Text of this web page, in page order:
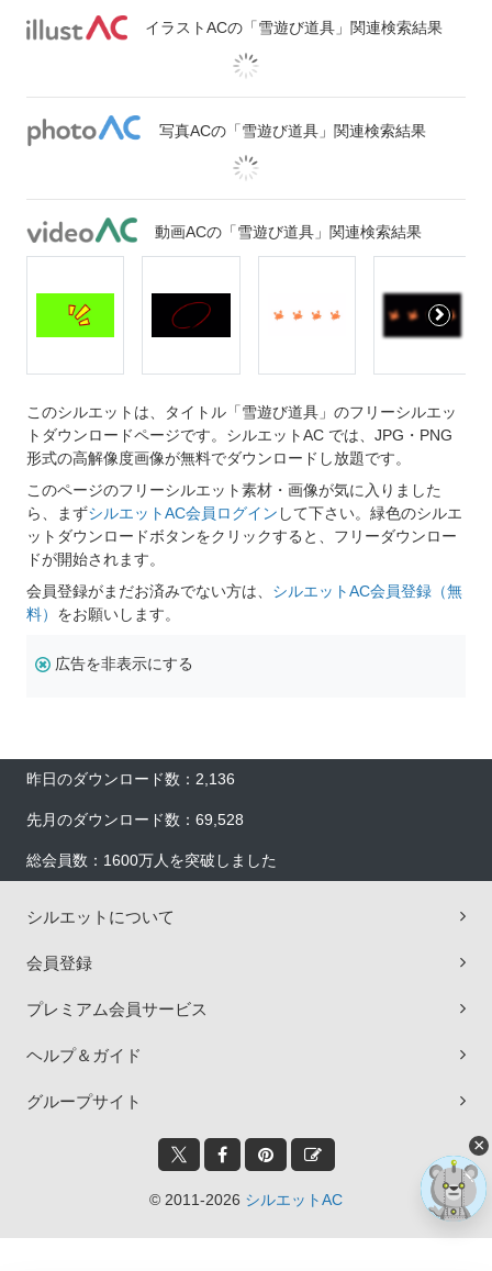
イラストACの「雪遊び道具」関連検索結果
写真ACの「雪遊び道具」関連検索結果
動画ACの「雪遊び道具」関連検索結果
このシルエットは、タイトル「雪遊び道具」のフリーシルエッ
トダウンロードページです。シルエットAC では、JPG・PNG
形式の高解像度画像が無料でダウンロードし放題です。
このページのフリーシルエット素材・画像が気に入りました
ら、まずシルエットAC会員ログイン して下さい。緑色のシルエ
ットダウンロードボタンをクリックすると、フリーダウンロー
ドが開始されます。
会員登録がまだお済みでない方は、 シルエットAC会員登録（無
料） をお願いします。
広告を非表示にする
昨日のダウンロード数：2,136
先月のダウンロード数：69,528
総会員数：1600万人を突破しました
シルエットについて
会員登録
プレミアム会員サービス
ヘルプ＆ガイド
グループサイト
© 2011-2026 シルエットAC
×